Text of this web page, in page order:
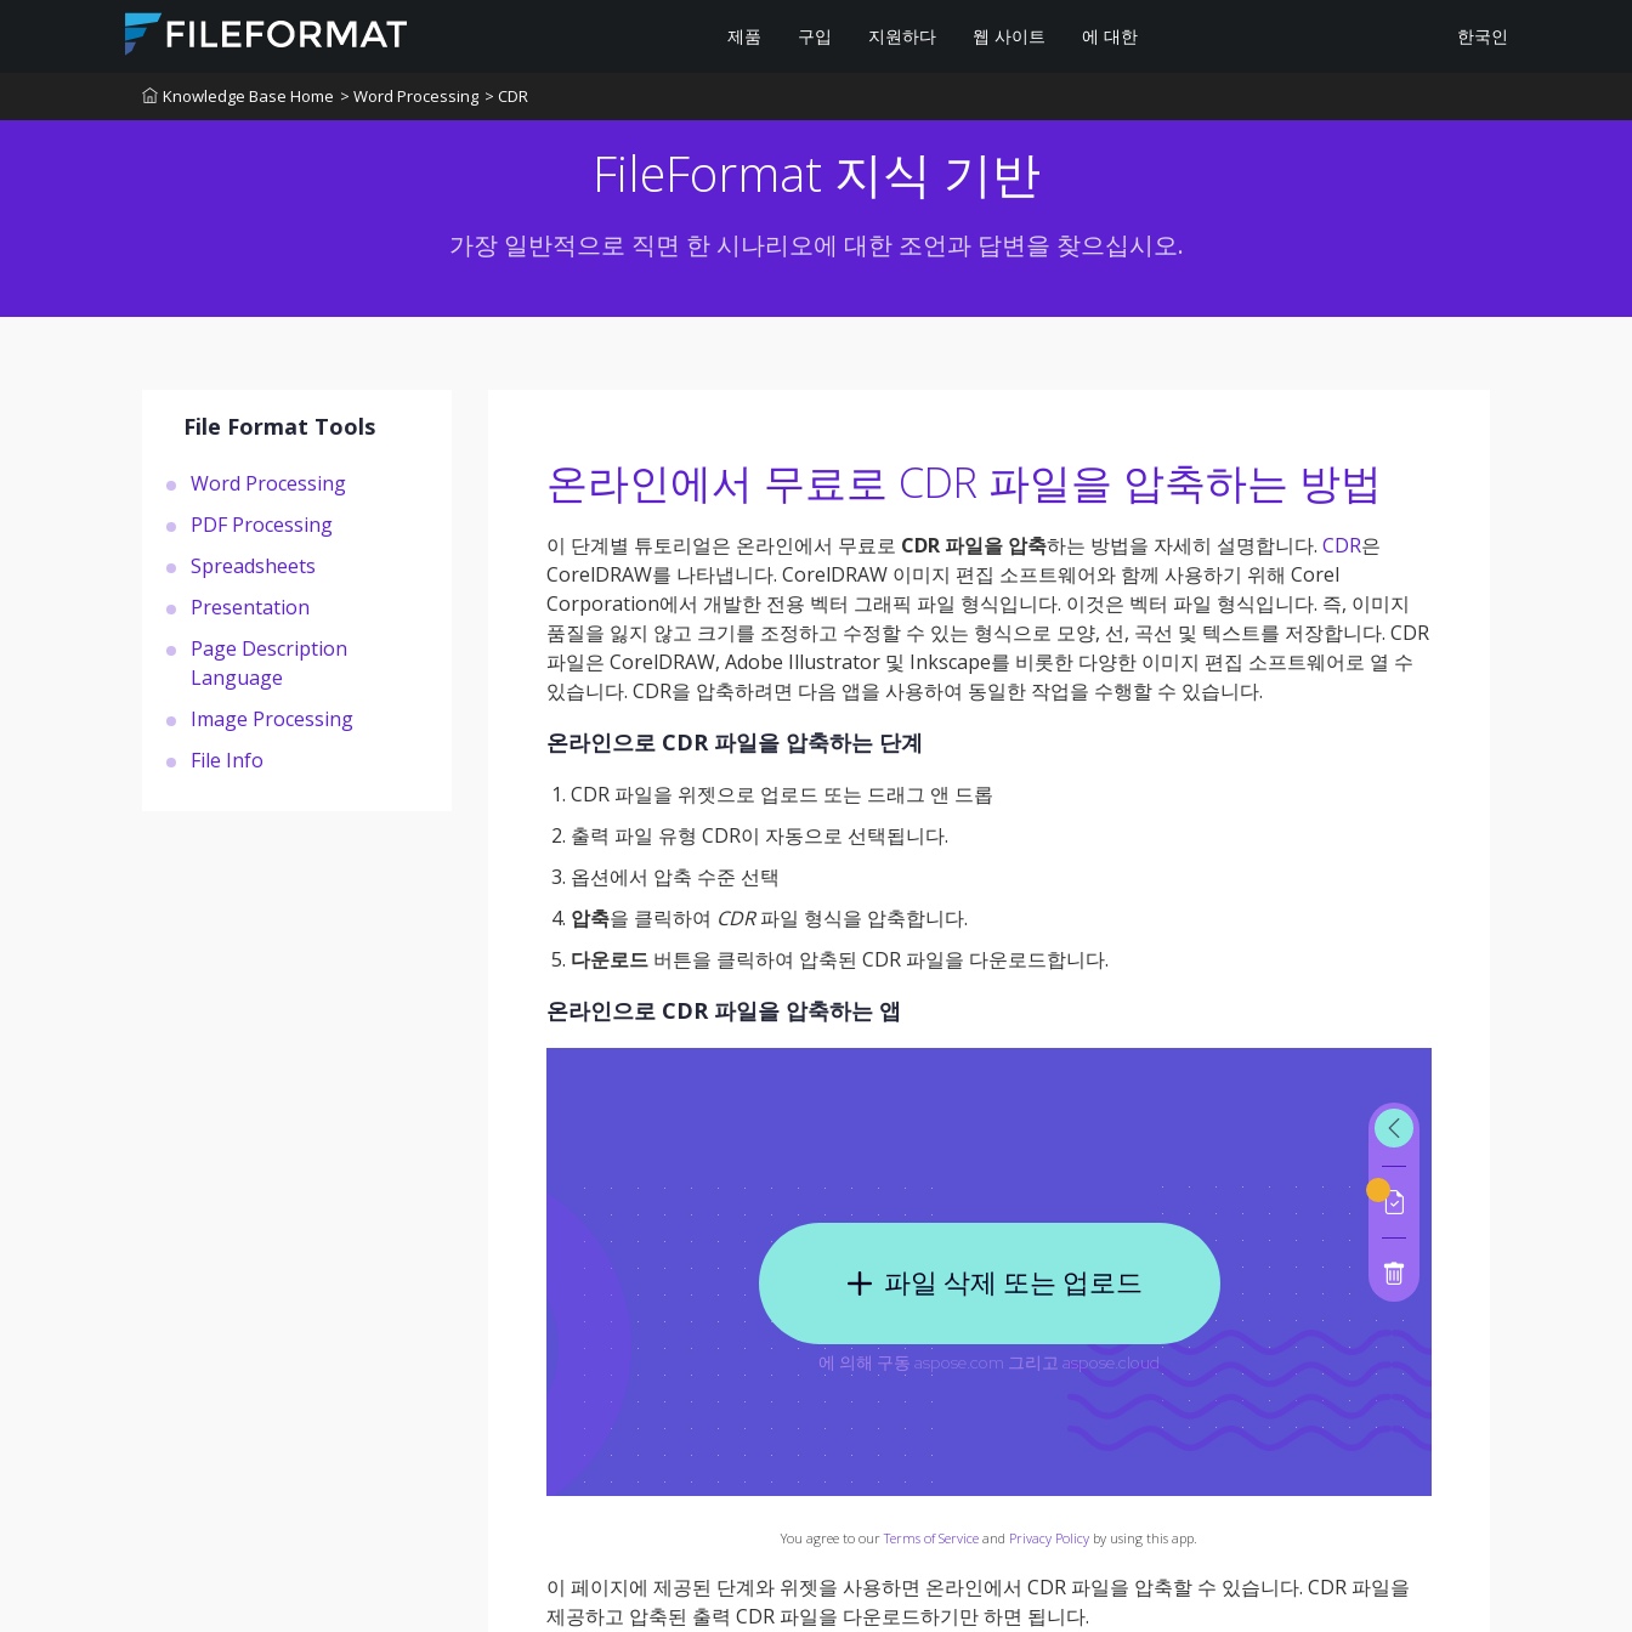
제품 구입 지원하다 웹 사이트 에 대한 한국인
Knowledge Base Home > Word Processing > CDR
FileFormat 지식 기반
가장 일반적으로 직면 한 시나리오에 대한 조언과 답변을 찾으십시오.
File Format Tools
Word Processing
PDF Processing
Spreadsheets
Presentation
Page Description
Language
Image Processing
File Info
온라인에서 무료로 CDR 파일을 압축하는 방법
이 단계별 튜토리얼은 온라인에서 무료로 CDR 파일을 압축하는 방법을 자세히 설명합니다. CDR은
CorelDRAW를 나타냅니다. CorelDRAW 이미지 편집 소프트웨어와 함께 사용하기 위해 Corel
Corporation에서 개발한 전용 벡터 그래픽 파일 형식입니다. 이것은 벡터 파일 형식입니다. 즉, 이미지
품질을 잃지 않고 크기를 조정하고 수정할 수 있는 형식으로 모양, 선, 곡선 및 텍스트를 저장합니다. CDR
파일은 CorelDRAW, Adobe Illustrator 및 Inkscape를 비롯한 다양한 이미지 편집 소프트웨어로 열 수
있습니다. CDR을 압축하려면 다음 앱을 사용하여 동일한 작업을 수행할 수 있습니다.
온라인으로 CDR 파일을 압축하는 단계
CDR 파일을 위젯으로 업로드 또는 드래그 앤 드롭
출력 파일 유형 CDR이 자동으로 선택됩니다.
옵션에서 압축 수준 선택
압축을 클릭하여 CDR파일 형식을 압축합니다.
다운로드 버튼을 클릭하여 압축된 CDR 파일을 다운로드합니다.
온라인으로 CDR 파일을 압축하는 앱
You agree to ourTerms of Service and Privacy Policy by using this app.
이 페이지에 제공된 단계와 위젯을 사용하면 온라인에서 CDR 파일을 압축할 수 있습니다. CDR 파일을
제공하고 압축된 출력 CDR 파일을 다운로드하기만 하면 됩니다.